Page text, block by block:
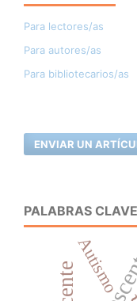
Para lectores/as
Para autores/as
Para bibliotecarios/as
ENVIAR UN
PALABRAS CLAVE
Autismo